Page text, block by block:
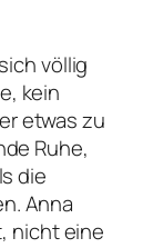
völlig
kein
etwas zu
Ruhe,
die
Anna
nicht eine